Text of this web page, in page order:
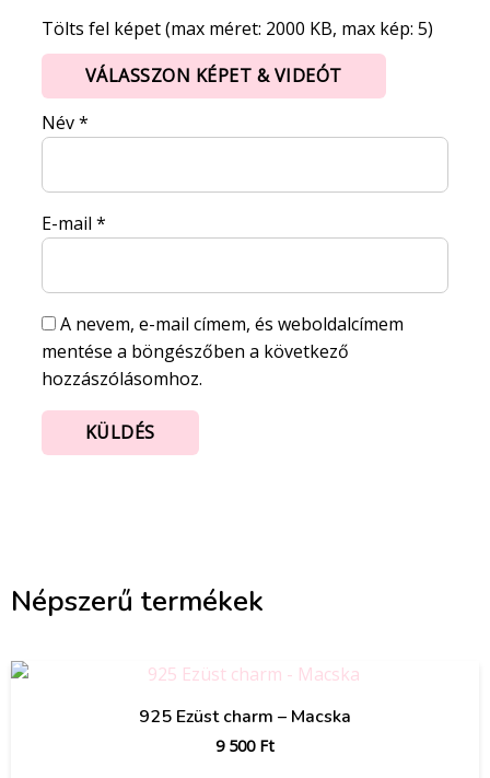
Tölts fel képet (max méret: 2000 KB, max kép: 5)
VÁLASSZON KÉPET & VIDEÓT
Név*
E-mail *
A nevem, e-mail címem, és weboldalcímem
mentése a böngészőben a következő
hozzászólásomhoz.
Népszerű termékek
925 Ezüst charm – Macska
9 500 Ft